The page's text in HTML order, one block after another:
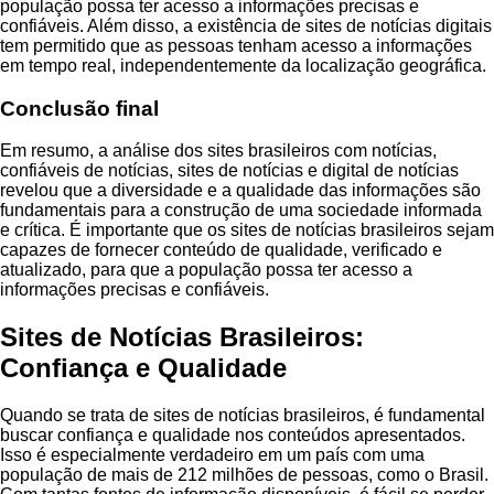
população possa ter acesso a informações precisas e
confiáveis. Além disso, a existência de sites de notícias digitais
tem permitido que as pessoas tenham acesso a informações
em tempo real, independentemente da localização geográfica.
Conclusão final
Em resumo, a análise dos sites brasileiros com notícias,
confiáveis de notícias, sites de notícias e digital de notícias
revelou que a diversidade e a qualidade das informações são
fundamentais para a construção de uma sociedade informada
e crítica. É importante que os sites de notícias brasileiros sejam
capazes de fornecer conteúdo de qualidade, verificado e
atualizado, para que a população possa ter acesso a
informações precisas e confiáveis.
Sites de Notícias Brasileiros:
Confiança e Qualidade
Quando se trata de sites de notícias brasileiros, é fundamental
buscar confiança e qualidade nos conteúdos apresentados.
Isso é especialmente verdadeiro em um país com uma
população de mais de 212 milhões de pessoas, como o Brasil.